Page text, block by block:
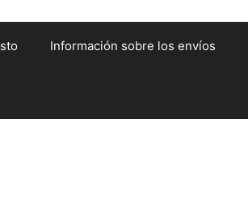
Información sobre los envíos